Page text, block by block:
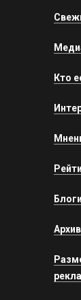
Кто
Блоги
Архив